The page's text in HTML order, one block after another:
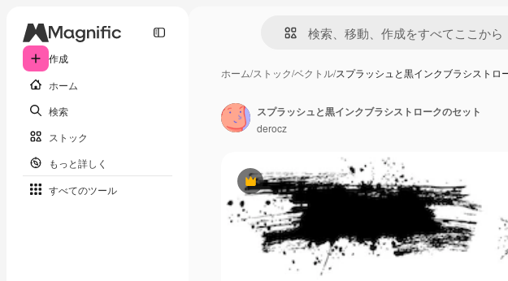
作成
ホーム
検索
ストック
もっと詳しく
すべてのツール
ホーム/ストック/ベクトル/スプラッシュと黒インクブラシストロ
Premium
スプラッシュと黒インクブラシストロークのセット
derocz